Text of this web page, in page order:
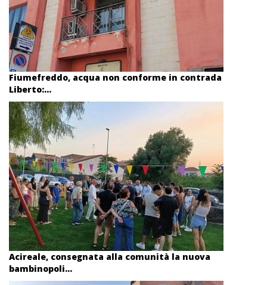
Fiumefreddo, acqua non conforme in contrada
Liberto:...
Acireale, consegnata alla comunità la nuova
bambinopoli...